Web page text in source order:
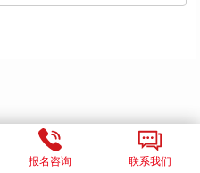
报名咨询 联系我们